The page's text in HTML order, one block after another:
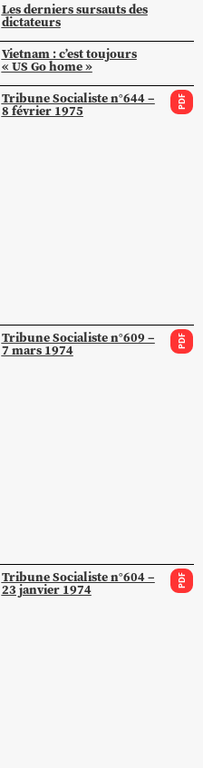
Les derniers sursauts des
dictateurs
Vietnam : c’est toujours
« US Go home »
Tribune Socialiste n°644 –
8 février 1975 PDF
Tribune Socialiste n°609 –
7 mars 1974 PDF
Tribune Socialiste n°604 –
23 janvier 1974 PDF